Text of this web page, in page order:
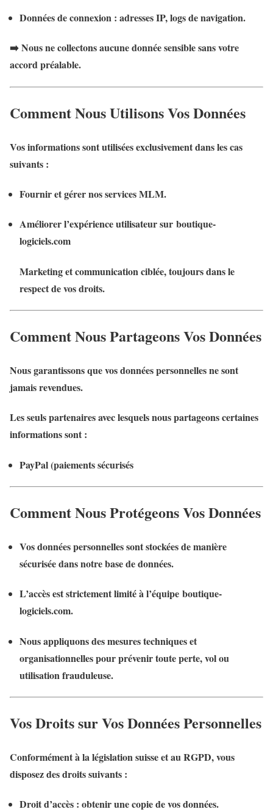
Données de connexion : adresses IP, logs de navigation.
➡️ Nous ne collectons aucune donnée sensible sans votre
accord préalable.
Comment Nous Utilisons Vos Données
Vos informations sont utilisées exclusivement dans les cas
suivants :
Fournir et gérer nos services MLM.
Améliorer l’expérience utilisateursur boutique-
logiciels.com
Marketing et communication ciblée, toujours dans le
respect de vos droits.
Comment Nous Partageons Vos Données
Nous garantissons que vos données personnelles ne sont
jamais revendues.
Les seuls partenaires avec lesquels nous partageons certaines
informations sont :
PayPal(paiements sécurisés
Comment Nous Protégeons Vos Données
Vos données personnelles sont stockées de manière
sécuriséedans notre base de données.
L’accès est strictement limité à l’équipe boutique-
logiciels.com.
Nous appliquons desmesures techniques et
organisationnellespour prévenir toute perte, vol ou
utilisation frauduleuse.
Vos Droits sur Vos Données Personnelles
Conformément à la législation suisse et au RGPD, vous
disposez des droits suivants :
Droit d’accès : obtenir une copie de vos données.